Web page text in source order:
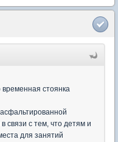
стоянка
связи с тем, что детям и
для занятий